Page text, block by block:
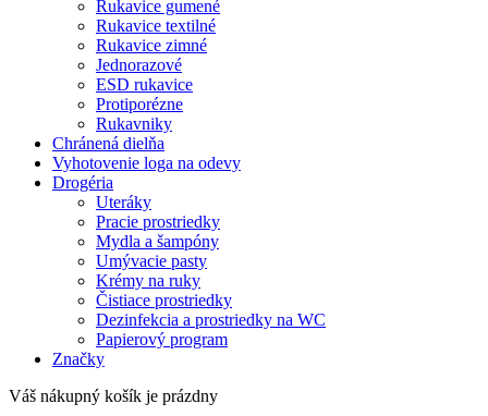
Rukavice gumené
Rukavice textilné
Rukavice zimné
Jednorazové
ESD rukavice
Protiporézne
Rukavniky
Chránená dielňa
Vyhotovenie loga na odevy
Drogéria
Uteráky
Pracie prostriedky
Mydla a šampóny
Umývacie pasty
Krémy na ruky
Čistiace prostriedky
Dezinfekcia a prostriedky na WC
Papierový program
Značky
Váš nákupný košík je prázdny